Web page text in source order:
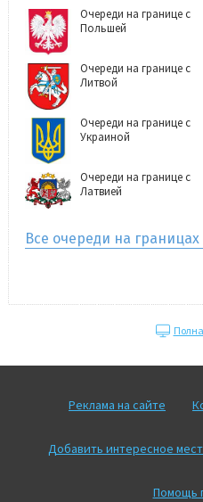
Очереди на границе с
Польшей
Очереди на границе с
Литвой
Очереди на границе с
Украиной
Очереди на границе с
Латвией
Все очереди на границах
Реклама на сайте
Добавить интересное
Помощь